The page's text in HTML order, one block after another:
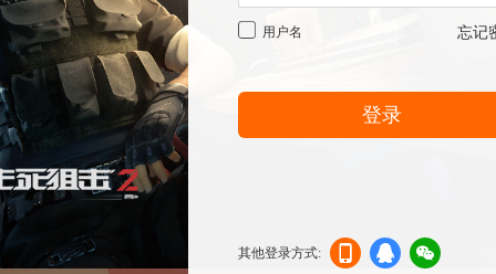
用户名 忘记
登录
其他登录方式: